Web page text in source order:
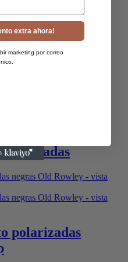
Cuadradas
Doradas
polarizadas
extra ahora!
marketing por correo